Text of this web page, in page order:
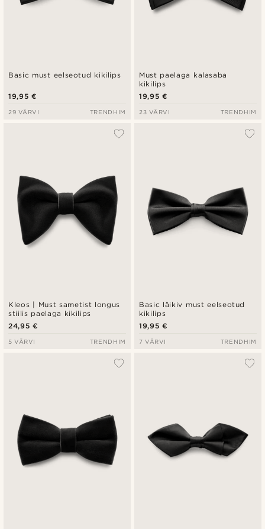
Basic must eelseotud kikilips
19,95 €
29 VÄRVI TRENDHIM
Must paelaga kalasaba
kikilips
19,95 €
23 VÄRVI TRENDHIM
Kleos | Must sametist longus
stiilis paelaga kikilips
24,95 €
5 VÄRVI TRENDHIM
Basic läikiv must eelseotud
kikilips
19,95 €
7 VÄRVI TRENDHIM